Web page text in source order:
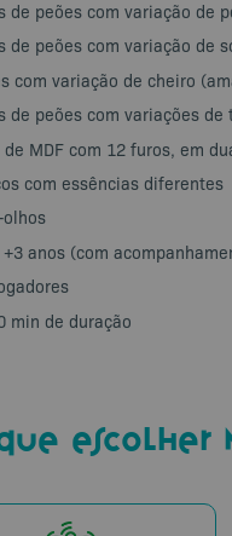
de peões com variação de
de peões com variação de
com variação de cheiro
de peões com variações
de MDF com 12 furos, em
com essências diferentes
+3 anos (com
min de duração
escolher